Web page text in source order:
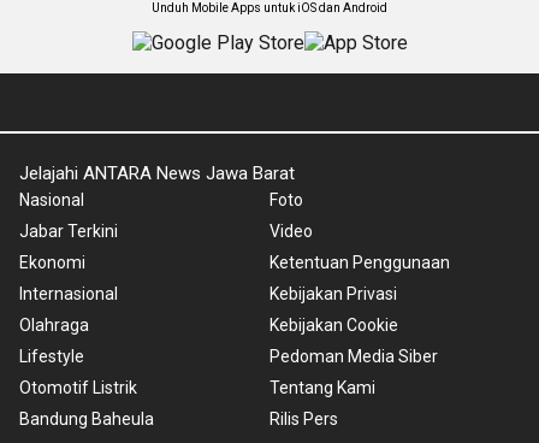
Unduh Mobile Apps untuk iOS dan Android
Jelajahi ANTARA News Jawa Barat
Nasional
Jabar Terkini
Ekonomi
Internasional
Olahraga
Lifestyle
Otomotif Listrik
Bandung Baheula
Foto
Video
Ketentuan Penggunaan
Kebijakan Privasi
Kebijakan Cookie
Pedoman Media Siber
Tentang Kami
Rilis Pers